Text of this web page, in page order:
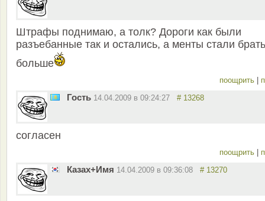
Штрафы поднимаю, а толк? Дороги как были
разъебанные так и остались, а менты стали брать
больше
поощрить
Гость 14.04.2009 в 09:24:27 # 13268
согласен
поощрить
Казах+Имя 14.04.2009 в 09:36:08 # 13270